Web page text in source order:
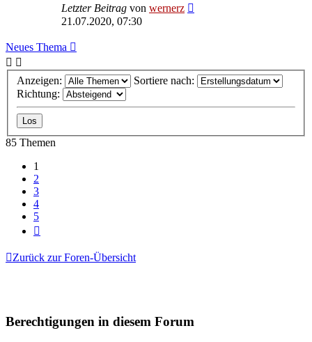
Letzter Beitrag von wernerz
21.07.2020, 07:30
Neues Thema
Anzeigen:
Sortiere nach:
Richtung:
85 Themen
1
2
3
4
5
Zurück zur Foren-Übersicht
Berechtigungen in diesem Forum